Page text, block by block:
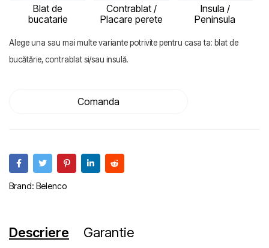
Blat de
bucatarie
Contrablat /
Placare perete
Insula /
Peninsula
Alege una sau mai multe variante potrivite pentru casa ta: blat de
bucătărie, contrablat si/sau insulă.
Comanda
Brand: Belenco
Descriere
Garantie